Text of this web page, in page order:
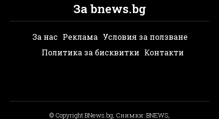
За bnews.bg
За нас Реклама Условия за ползване
Политика за бисквитки Контакти
© Copyright BNews.bg, Снимки: BNEWS,